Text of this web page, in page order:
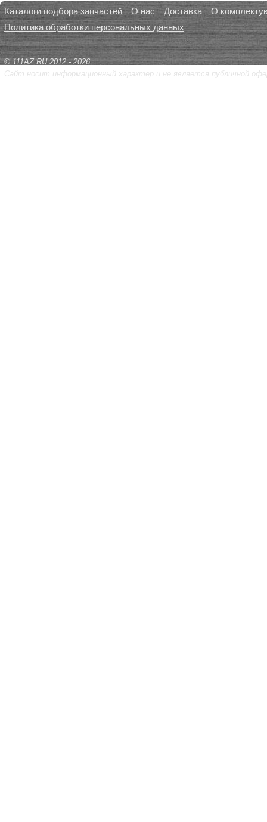
Каталоги подбора запчастей О нас Доставка
О
Политика обработки персональных данных
© 111AZ.RU 2012 - 2026
Сайт носит информационный характер и не является публичной